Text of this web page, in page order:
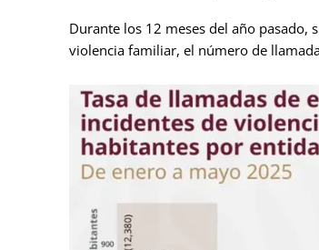
Durante los 12 meses del año
violencia familiar, el número de